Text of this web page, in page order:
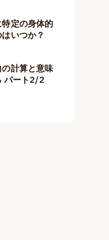
定の身体的
いつか？
計算と意味
パート2/2